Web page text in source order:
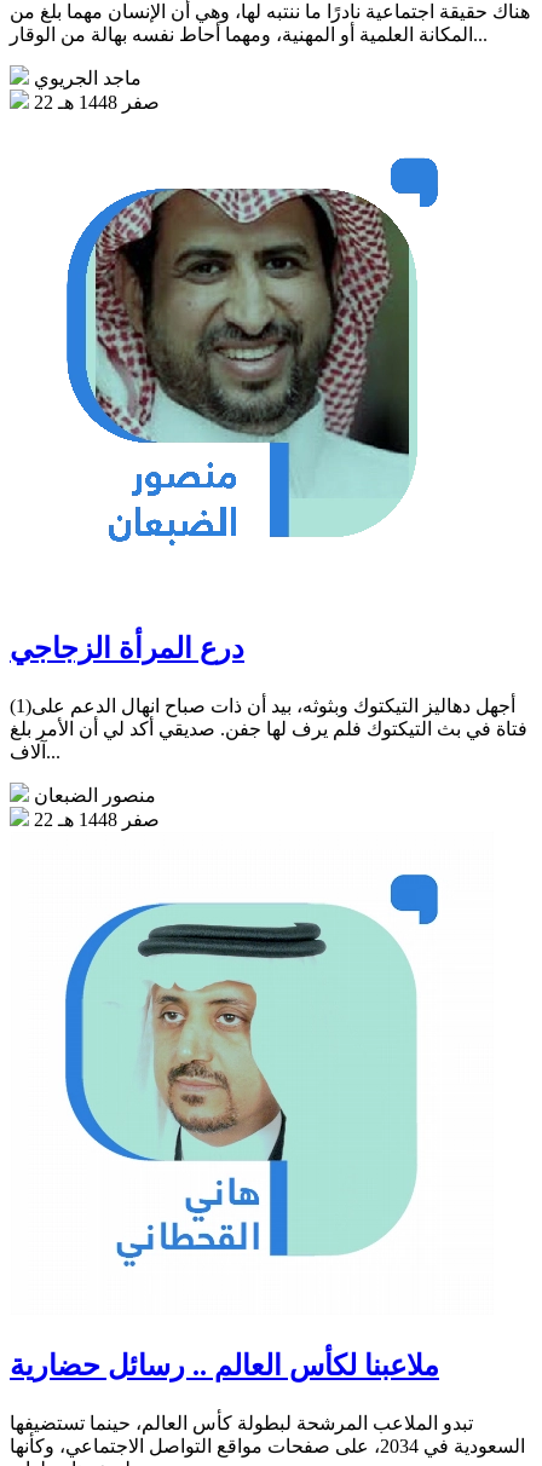
هناك حقيقة اجتماعية نادرًا ما ننتبه لها، وهي أن الإنسان مهما بلغ من
المكانة العلمية أو المهنية، ومهما أحاط نفسه بهالة من الوقار...
ماجد الجريوي
22 صفر 1448 هـ
درع المرأة الزجاجي
(1)أجهل دهاليز التيكتوك وبثوثه، بيد أن ذات صباح انهال الدعم على
فتاة في بث التيكتوك فلم يرف لها جفن. صديقي أكد لي أن الأمر بلغ
آلاف...
منصور الضبعان
22 صفر 1448 هـ
ملاعبنا لكأس العالم .. رسائل حضارية
تبدو الملاعب المرشحة لبطولة كأس العالم، حينما تستضيفها
السعودية في 2034، على صفحات مواقع التواصل الاجتماعي، وكأنها